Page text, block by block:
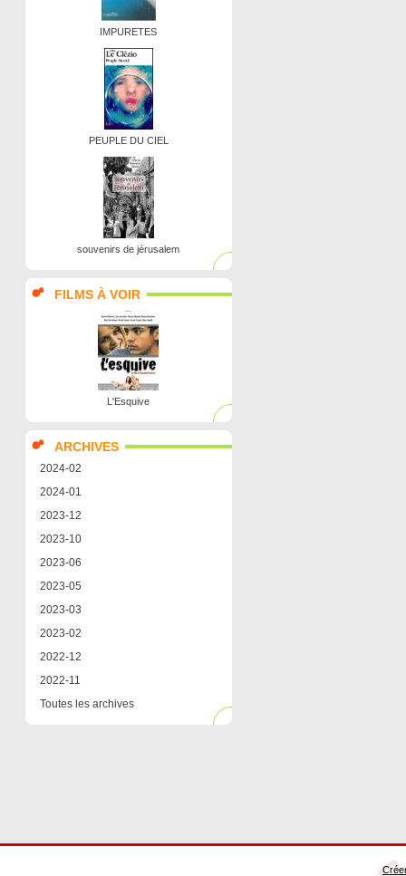
IMPURETES
PEUPLE DU CIEL
souvenirs de jérusalem
FILMS À VOIR
L'Esquive
ARCHIVES
2024-02
2024-01
2023-12
2023-10
2023-06
2023-05
2023-03
2023-02
2022-12
2022-11
Toutes les archives